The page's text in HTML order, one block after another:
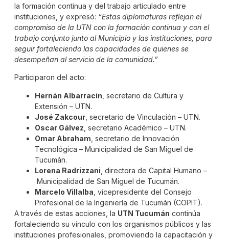
la formación continua y del trabajo articulado entre
instituciones, y expresó: “Estas diplomaturas reflejan el
compromiso de la UTN con la formación continua y con el
trabajo conjunto junto al Municipio y las instituciones, para
seguir fortaleciendo las capacidades de quienes se
desempeñan al servicio de la comunidad.”
Participaron del acto:
Hernán Albarracín , secretario de Cultura y
Extensión – UTN.
José Zakcour , secretario de Vinculación – UTN.
Oscar Gálvez , secretario Académico – UTN.
Omar Abraham , secretario de Innovación
Tecnológica – Municipalidad de San Miguel de
Tucumán.
Lorena Radrizzani , directora de Capital Humano –
Municipalidad de San Miguel de Tucumán.
Marcelo Villalba , vicepresidente del Consejo
Profesional de la Ingeniería de Tucumán (COPIT).
A través de estas acciones, la UTN Tucumán continúa
fortaleciendo su vínculo con los organismos públicos y las
instituciones profesionales, promoviendo la capacitación y